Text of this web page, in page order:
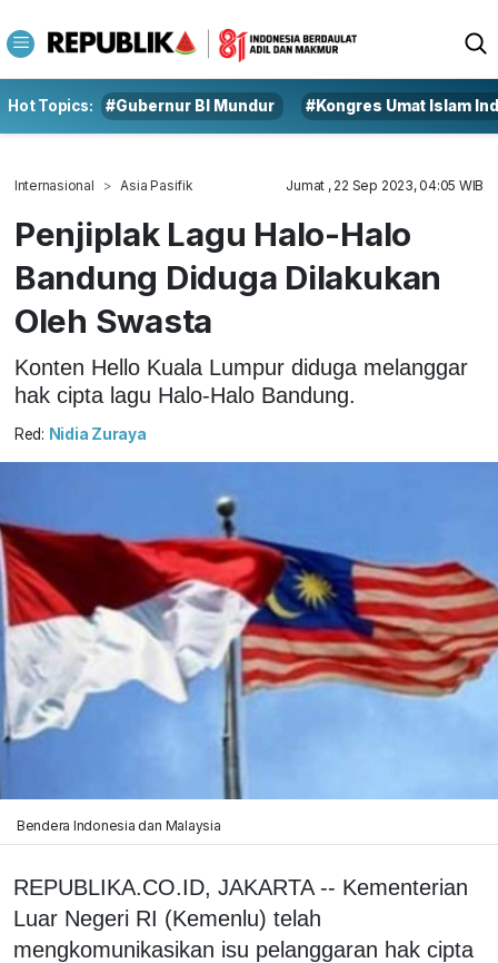
Hot Topics: #Gubernur BI Mundur #Kongres Umat Islam
Internasional Asia Pasifik Jumat , 22 Sep 2023, 04:05 WIB
Penjiplak Lagu Halo-Halo
Bandung Diduga Dilakukan
Oleh Swasta
Konten Hello Kuala Lumpur diduga melanggar
hak cipta lagu Halo-Halo Bandung.
Red: Nidia Zuraya
Bendera Indonesia dan Malaysia
REPUBLIKA.CO.ID, JAKARTA -- Kementerian
Luar Negeri RI (Kemenlu) telah
mengkomunikasikan isu pelanggaran hak cipta